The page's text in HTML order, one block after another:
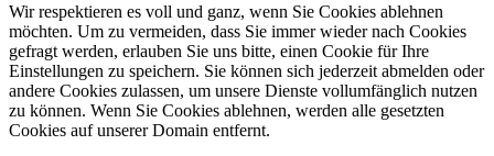
Wir respektieren es voll und ganz, wenn Sie Cookies ablehnen
möchten. Um zu vermeiden, dass Sie immer wieder nach Cookies
gefragt werden, erlauben Sie uns bitte, einen Cookie für Ihre
Einstellungen zu speichern. Sie können sich jederzeit abmelden oder
andere Cookies zulassen, um unsere Dienste vollumfänglich nutzen
zu können. Wenn Sie Cookies ablehnen, werden alle gesetzten
Cookies auf unserer Domain entfernt.